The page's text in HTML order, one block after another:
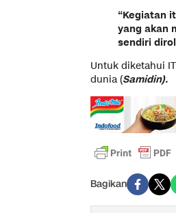
“Kegiatan
yang akan
sendiri
Untuk diketahui
dunia (Samidin).
Bagikan